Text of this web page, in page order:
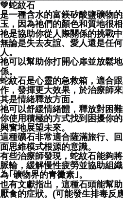
💚蛇紋石
是一種含水的富鎂矽酸鹽礦物
玉，因為祂們的顏色和質地很相
祂是協助你從人際關係的挑戰
無論是失去友誼、愛人還是任
人。
祂可以幫助你打開心扉並放鬆
係。
蛇紋石是心靈的急救箱，適合
作，發揮更大效果，於治療師
其是情緒釋放方面。
祂可以舒緩情緒體，釋放對困
你使用積極的方式找到困擾你
興奮地展望未來。
這種礦石非常適合薩滿旅行、
面思維模式根源的意識。
有些治療師發現，蛇紋石能夠
脈輪，緩解慢性疲勞並協助組
為｢礦物界的青黴素｣。
也有文獻指出，這種石頭能幫
厭食的症狀。(可能發生排毒反